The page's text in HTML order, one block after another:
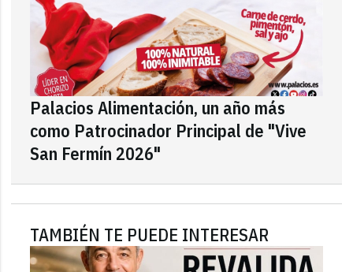
Palacios Alimentación, un año más
como Patrocinador Principal de "Vive
San Fermín 2026"
TAMBIÉN TE PUEDE INTERESAR